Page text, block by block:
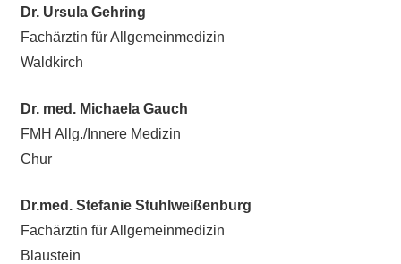
Dr. Ursula Gehring
Fachärztin für Allgemeinmedizin
Waldkirch
Dr. med. Michaela Gauch
FMH Allg./Innere Medizin
Chur
Dr.med. Stefanie Stuhlweißenburg
Fachärztin für Allgemeinmedizin
Blaustein